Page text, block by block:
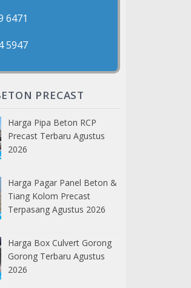
6471
5947
PRECAST
Harga Pipa Beton RCP
Precast Terbaru Agustus
2026
Harga Pagar Panel Beton &
Tiang Kolom Precast
Terpasang Agustus 2026
Harga Box Culvert Gorong
Gorong Terbaru Agustus
2026